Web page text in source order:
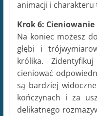
animacji i
Krok 6:
Na koniec możesz
głębi i
królika.
cieniować
są bardziej
kończynach i za
delikatnego